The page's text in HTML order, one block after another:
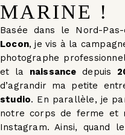
MARINE !
Basée dans le Nord-
Locon, je vis à la
photographe
et la naissance depuis
d’agrandir ma petite
studio. En parallèle, je
notre corps de ferme et
Instagram. Ainsi, quand